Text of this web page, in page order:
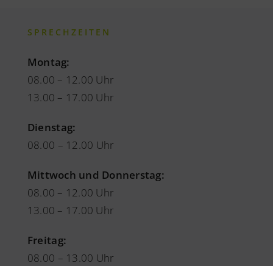
SPRECHZEITEN
Montag:
08.00 – 12.00 Uhr
13.00 – 17.00 Uhr
Dienstag:
08.00 – 12.00 Uhr
Mittwoch und Donnerstag:
08.00 – 12.00 Uhr
13.00 – 17.00 Uhr
Freitag:
08.00 – 13.00 Uhr